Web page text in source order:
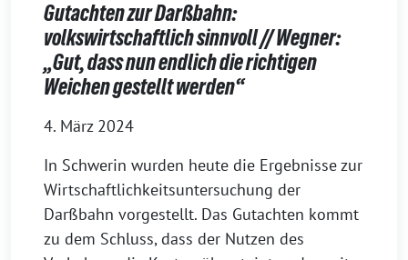
Gutachten zur Darßbahn:
volkswirtschaftlich sinnvoll // Wegner:
„Gut, dass nun endlich die richtigen
Weichen gestellt werden“
4. März 2024
In Schwerin wurden heute die Ergebnisse zur
Wirtschaftlichkeitsuntersuchung der
Darßbahn vorgestellt. Das Gutachten kommt
zu dem Schluss, dass der Nutzen des